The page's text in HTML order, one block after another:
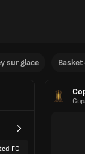
sur glace
FC